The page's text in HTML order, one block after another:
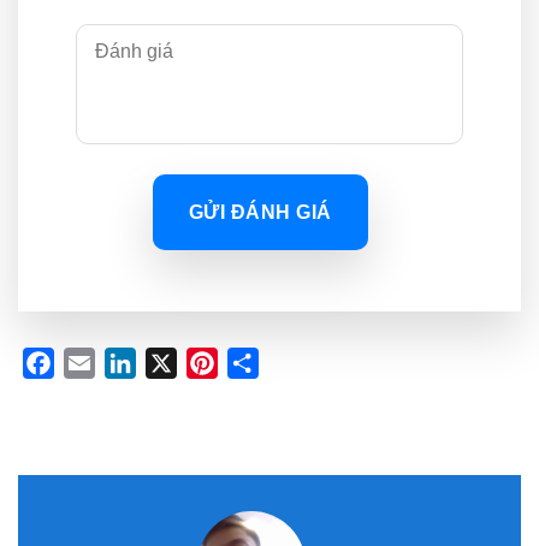
GỬI ĐÁNH GIÁ
Facebook
Email LinkedIn Pinterest